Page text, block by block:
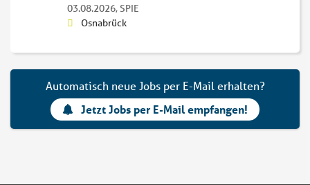
03.08.2026,SPIE
Osnabrück
Automatisch neue Jobs per E-Mail erhalten?
Jetzt Jobs per E-Mail empfangen!